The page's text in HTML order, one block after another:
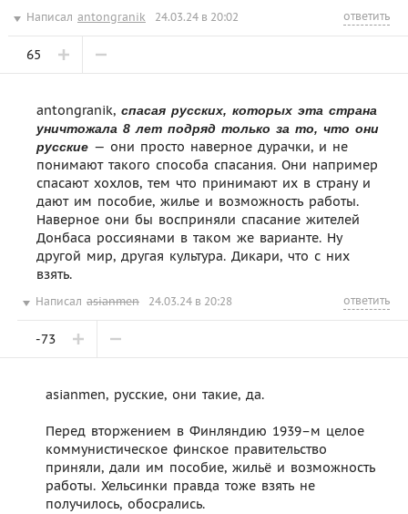
Написал antongranik 24.03.24 в 20:02 ответить
65
antongranik, спасая русских, которых эта страна
уничтожала 8 лет подряд только за то, что они
русские — они просто наверное дурачки, и не
понимают такого способа спасания. Они например
спасают хохлов, тем что принимают их в страну и
дают им пособие, жилье и возможность работы.
Наверное они бы восприняли спасание жителей
Донбаса россиянами в таком же варианте. Ну
другой мир, другая культура. Дикари, что с них
взять.
Написал asianmen 24.03.24 в 20:28 ответить
-73
asianmen, русские, они такие, да.
Перед вторжением в Финляндию 1939–м целое
коммунистическое финское правительство
приняли, дали им пособие, жильё и возможность
работы. Хельсинки правда тоже взять не
получилось, обосрались.